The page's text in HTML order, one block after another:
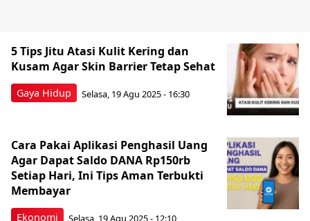
Gaya Hidup
5 Tips Jitu Atasi Kulit Kering dan
Kusam Agar Skin Barrier Tetap Sehat
Selasa, 19 Agu 2025 - 16:30
Ekonomi
Cara Pakai Aplikasi Penghasil Uang
Agar Dapat Saldo DANA Rp150rb
Setiap Hari, Ini Tips Aman Terbukti
Membayar
Selasa, 19 Agu 2025 - 12:10